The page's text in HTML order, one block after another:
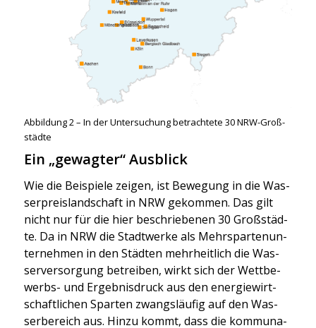
Abbil­dung 2 – In der Unter­su­chung betrach­te­te 30 NRW-Groß­
städ­te
Ein „gewagter“ Ausblick
Wie die Bei­spie­le zei­gen, ist Bewe­gung in die Was­
ser­preis­land­schaft in NRW gekom­men. Das gilt
nicht nur für die hier beschrie­be­nen 30 Groß­städ­
te. Da in NRW die Stadt­wer­ke als Mehr­spar­ten­un­
ter­neh­men in den Städ­ten mehr­heit­lich die Was­
ser­ver­sor­gung betrei­ben, wirkt sich der Wett­be­
werbs- und Ergeb­nis­druck aus den ener­gie­wirt­
schaft­li­chen Spar­ten zwangs­läu­fig auf den Was­
ser­be­reich aus. Hin­zu kommt, dass die kom­mu­na­